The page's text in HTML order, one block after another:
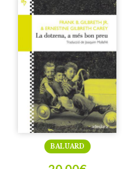
BALUARD